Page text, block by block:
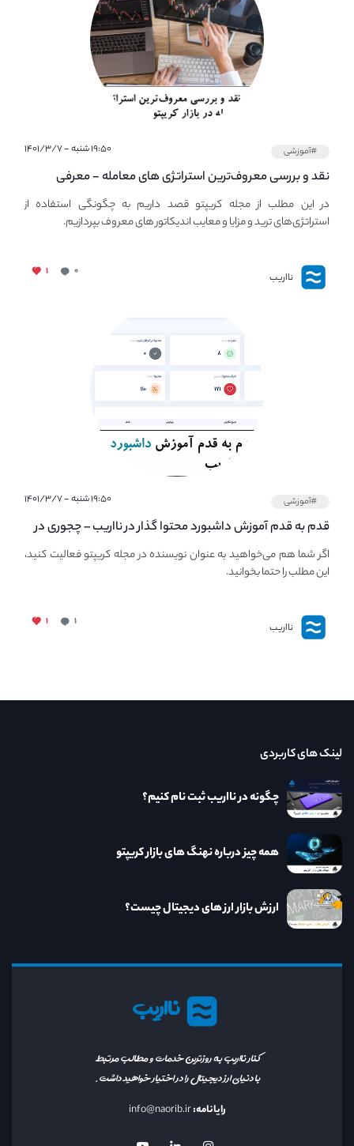
#آموزشی ۱۹:۵۰ شنبه - ۱۴۰۱/۳/۷
نقد و بررسی معروف‌ترین استراتژی های معامله - معرفی
استراتژی های مهم ترید در بازار کریپتو
در این مطلب از مجله کریپتو قصد داریم به چگونگی استفاده از
استراتژی‌های ترید و مزایا و معایب اندیکاتور های معروف بپردازیم.
نااریب ۰ ۱
#آموزشی ۱۹:۵۰ شنبه - ۱۴۰۱/۳/۷
قدم به قدم آموزش داشبورد محتوا گذار در نااریب – چجوری در
نااریب محتوا بگذاریم؟
اگر شما هم می‌خواهید به عنوان نویسنده در مجله کریپتو فعالیت کنید،
این مطلب را حتما بخوانید.
نااریب ۱ ۱
نااریب
کنار نااریب به روزترین خدمات و مطالب مرتبط
با دنیای ارز دیجیتال را در اختیار خواهید داشت.
رایانامه:info@naorib.ir
لینک های کاربردی
چگونه در نااریب ثبت نام کنیم؟
همه چیز درباره نهنگ های بازار کریپتو
ارزش بازار ارز های دیجیتال چیست؟